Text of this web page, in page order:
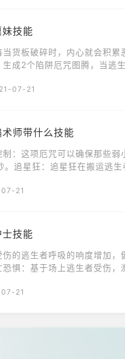
技能
当货板破碎时，内心就会积
生成2个陷阱厄咒图腾，当逃
07-21
师带什么技能
制：这项厄咒可以确保那些
。追星狂：追星狂在搬运逃
21
技能
伤的逃生者呼吸的响度增加
恐惧：基于场上逃生者受伤
21